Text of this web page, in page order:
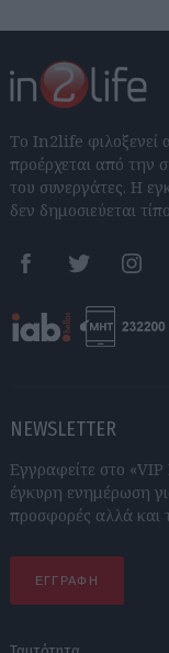
Το In2life φιλοξενεί
προέρχεται από την
του συνεργάτες. Η
δεν δημοσιεύεται
FacebookTwitter
NEWSLETTER
Εγγραφείτε στο
έγκυρη ενημέρωση
προσφορές αλλά και
ΕΓΓΡΑΦΗ